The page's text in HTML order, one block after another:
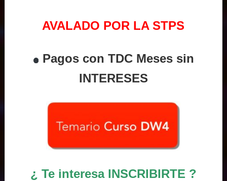
AVALADO POR LA STPS
Pagos con TDC Meses sin
INTERESES
¿ Te interesa INSCRIBIRTE ?